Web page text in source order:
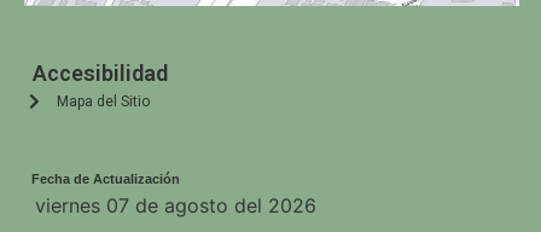
Accesibilidad
Mapa del Sitio
Fecha de Actualización
viernes 07 de agosto del 2026